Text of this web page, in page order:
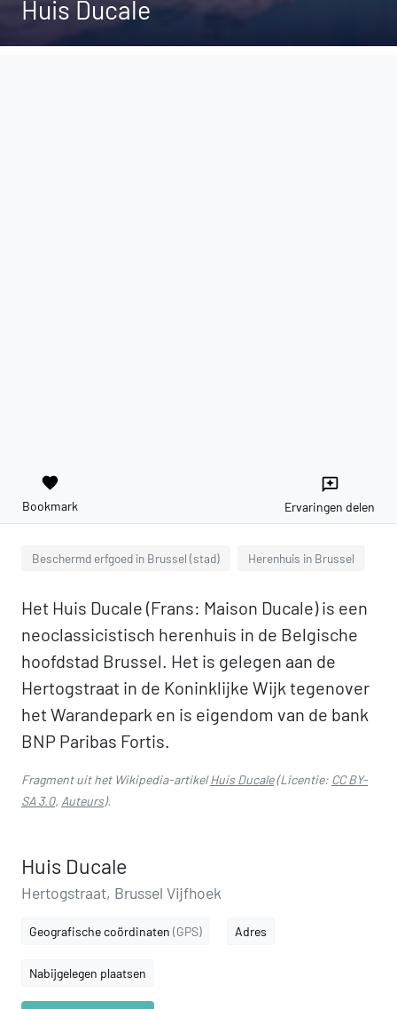
Huis Ducale
favorite
Bookmark
reviews
Ervaringen delen
Beschermd erfgoed in Brussel (stad) Herenhuis in Brussel
Het Huis Ducale (Frans: Maison Ducale) is een
neoclassicistisch herenhuis in de Belgische
hoofdstad Brussel. Het is gelegen aan de
Hertogstraat in de Koninklijke Wijk tegenover
het Warandepark en is eigendom van de bank
BNP Paribas Fortis.
Fragment uit het Wikipedia-artikelHuis Ducale(Licentie: CC BY-
SA 3.0, Auteurs).
Huis Ducale
Hertogstraat, Brussel Vijfhoek
Geografische coördinaten (GPS) Adres
Nabijgelegen plaatsen